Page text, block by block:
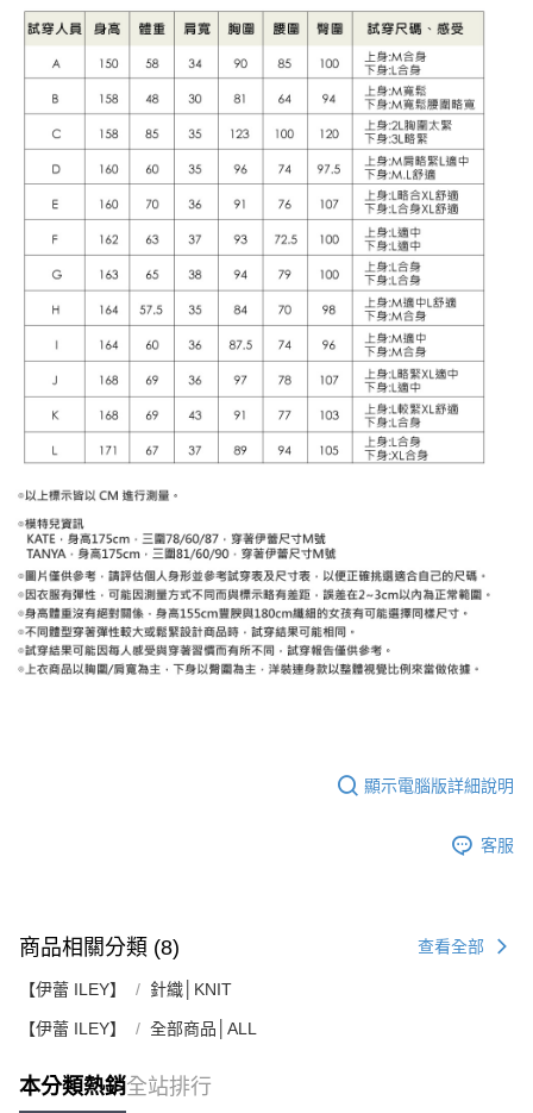
顯示電腦版詳細說明
客服
商品相關分類 (8) 查看全部
【伊蕾 ILEY】 針織│KNIT
【伊蕾 ILEY】 全部商品│ALL
本分類熱銷全站排行